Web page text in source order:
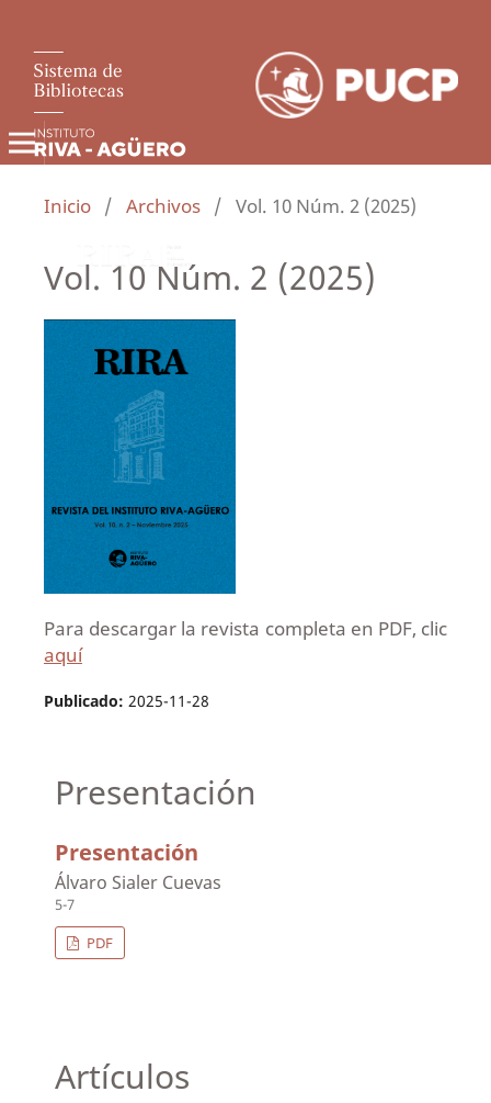
Inicio / Archivos / Vol. 10 Núm. 2 (2025)
Vol. 10 Núm. 2 (2025)
Para descargar la revista completa en PDF, clic
aquí
Publicado: 2025-11-28
Presentación
Presentación
Álvaro Sialer Cuevas
5-7
PDF
Artículos